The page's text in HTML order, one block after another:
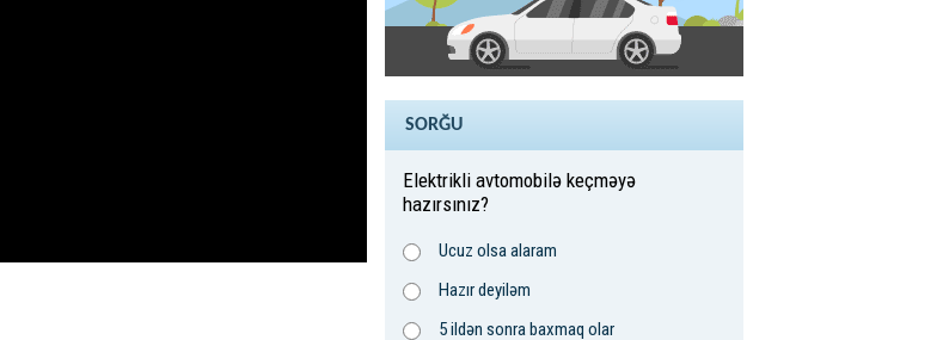
SORĞU
Elektrikli avtomobilə keçməyə
hazırsınız?
Ucuz olsa alaram
Hazır deyiləm
5 ildən sonra baxmaq olar